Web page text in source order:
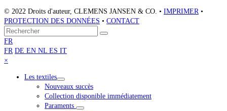
© 2022 Droits d'auteur, CLEMENS JANSEN & CO. • IMPRIMER•
PROTECTION DES DONNÉES • CONTACT
Retour
au
sommet
Rechercher
Envoyer
FR
FR DE EN NL ES IT
×
menu
Les textiles
Nouveaux succès
Collection disponible immédiatement
Paraments